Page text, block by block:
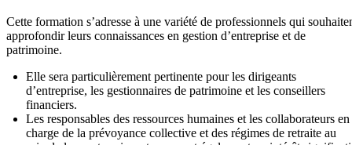
Cette formation s’adresse à une variété de professionnels qui
approfondir leurs connaissances en gestion d’entreprise et de
patrimoine.
Elle sera particulièrement pertinente pour les dirigeants
d’entreprise, les gestionnaires de patrimoine et les conseillers
financiers.
Les responsables des ressources humaines et les collaborateurs en
charge de la prévoyance collective et des régimes de retraite au